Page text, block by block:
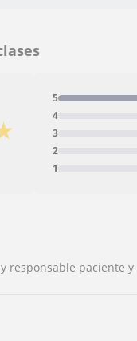
1
2
3
4
5
responsable paciente